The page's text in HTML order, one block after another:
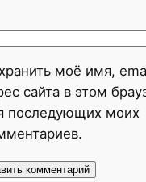
моё имя,
сайта в этом
последующих моих